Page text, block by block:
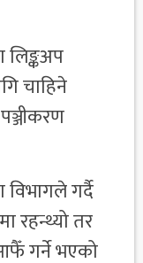
लिङ्कअप
चाहिने
पञ्जीकरण
गर्दै
रहन्थ्यो तर
गर्ने भएको